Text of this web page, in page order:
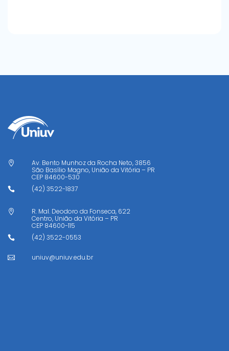

Av. Bento Munhoz da Rocha Neto, 3856
São Basílio Magno, União da Vitória – PR
CEP 84600-530
 (42) 3522-1837

R. Mal. Deodoro da Fonseca, 622
Centro, União da Vitória – PR
CEP 84600-115
 (42) 3522-0553
 uniuv@uniuv.edu.br